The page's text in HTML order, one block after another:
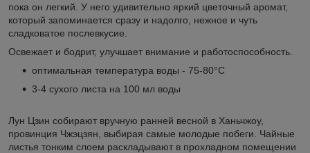
пока он легкий. У него удивительно яркий цветочный аромат,
который запоминается сразу и надолго, нежное и чуть
сладковатое послевкусие.
Освежает и бодрит, улучшает внимание и работоспособность.
оптимальная температура воды - 75-80°C
3-4 сухого листа на 100 мл воды
Лун Цзин собирают вручную ранней весной в Ханьчжоу,
провинция Чжэцзян, выбирая самые молодые побеги. Чайные
листья тонким слоем раскладывают в прохладном помещении